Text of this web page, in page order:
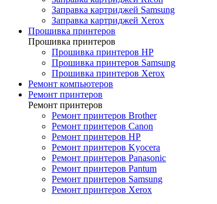
Заправка картриджей Samsung
Заправка картриджей Xerox
Прошивка принтеров
Прошивка принтеров
Прошивка принтеров HP
Прошивка принтеров Samsung
Прошивка принтеров Xerox
Ремонт компьютеров
Ремонт принтеров
Ремонт принтеров
Ремонт принтеров Brother
Ремонт принтеров Canon
Ремонт принтеров HP
Ремонт принтеров Kyocera
Ремонт принтеров Panasonic
Ремонт принтеров Pantum
Ремонт принтеров Samsung
Ремонт принтеров Xerox